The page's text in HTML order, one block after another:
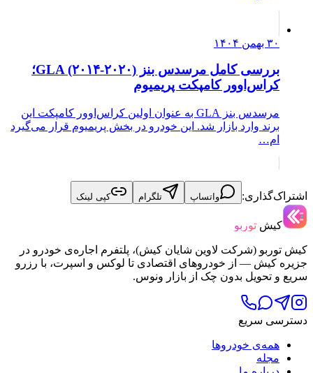
۳۰ بهمن ۱۴۰۴
بررسی کامل مرسدس بنز GLA (۲۰۱۴-۲۰۲۰)؛
کراس‌اوور کامپکت پریمیوم
مرسدس بنز GLA به عنوان اولین کراس‌اوور کامپکت این
برند وارد بازار شد. این خودرو در بخش پریمیوم قرار می‌گیرد
ام…
اشتراک‌گذاری: واتساپ تلگرام کپی لینک
کیش توربو
کیش توربو (شرکت لاوین شایان کیش)، پلتفرم اجاره‌ی خودرو در
جزیره کیش — از خودروهای اقتصادی تا لوکس و اسپرت، با رزرو
سریع و تحویل بدون چک از بازار ونوس.
دسترسی سریع
همه‌ی خودروها
مجله